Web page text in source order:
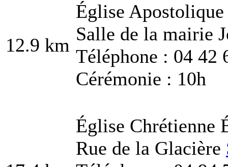
12.9 km
Église Apostolique
Salle de la mairie
Téléphone : 04 42
Cérémonie : 10h
Église Chrétienne
Rue de la Glacière